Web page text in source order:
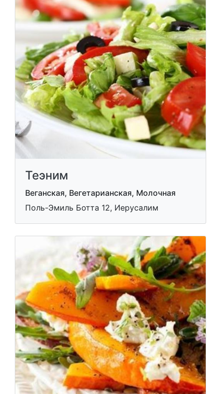
Теэним
Веганская, Вегетарианская, Молочная
Поль-Эмиль Ботта 12, Иерусалим